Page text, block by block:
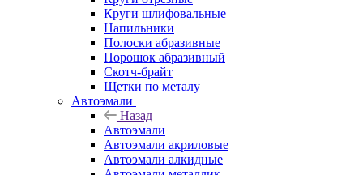
Круги шлифовальные
Напильники
Полоски абразивные
Порошок абразивный
Скотч-брайт
Щетки по металу
Автоэмали
Назад
Автоэмали
Автоэмали акриловые
Автоэмали алкидные